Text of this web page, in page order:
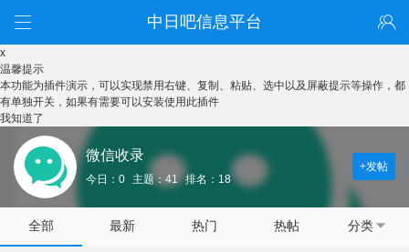
中日吧信息平台
x
温馨提示
本功能为插件演示，可以实现禁用右键、复制、粘贴、选中以及屏蔽提示等操作，都
有单独开关，如果有需要可以安装使用此插件
我知道了
微信收录
今日：0 主题：41 排名：18
+发帖
全部 最新 热门 热帖 分类